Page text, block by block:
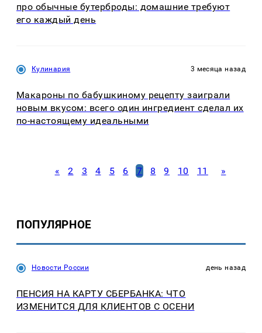
про обычные бутерброды: домашние требуют
его каждый день
Кулинария 3 месяца назад
Макароны по бабушкиному рецепту заиграли
новым вкусом: всего один ингредиент сделал их
по-настоящему идеальными
« 2 3 4 5 6 7 8 9 10 11 »
ПОПУЛЯРНОЕ
Новости России день назад
ПЕНСИЯ НА КАРТУ СБЕРБАНКА: ЧТО
ИЗМЕНИТСЯ ДЛЯ КЛИЕНТОВ С ОСЕНИ